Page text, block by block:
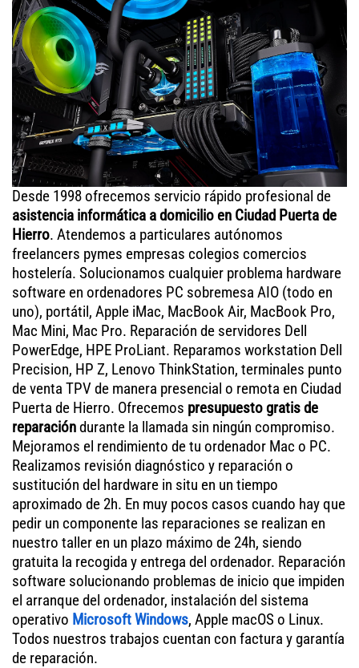
Desde 1998 ofrecemos servicio rápido profesional de
asistencia informática a domicilio en Ciudad Puerta de
Hierro. Atendemos a particulares autónomos
freelancers pymes empresas colegios comercios
hostelería. Solucionamos cualquier problema hardware
software en ordenadores PC sobremesa AIO (todo en
uno), portátil, Apple iMac, MacBook Air, MacBook Pro,
Mac Mini, Mac Pro. Reparación de servidores Dell
PowerEdge, HPE ProLiant. Reparamos workstation Dell
Precision, HP Z, Lenovo ThinkStation, terminales punto
de venta TPV de manera presencial o remota en Ciudad
Puerta de Hierro. Ofrecemos presupuesto gratis de
reparacióndurante la llamada sin ningún compromiso.
Mejoramos el rendimiento de tu ordenador Mac o PC.
Realizamos revisión diagnóstico y reparación o
sustitución del hardware in situ en un tiempo
aproximado de 2h. En muy pocos casos cuando hay que
pedir un componente las reparaciones se realizan en
nuestro taller en un plazo máximo de 24h, siendo
gratuita la recogida y entrega del ordenador. Reparación
software solucionando problemas de inicio que impiden
el arranque del ordenador, instalación del sistema
operativo Microsoft Windows, Apple macOS o Linux.
Todos nuestros trabajos cuentan con factura y garantía
de reparación.